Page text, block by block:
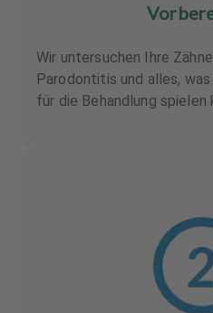
Wir untersuchen Ihre
Parodontitis und alles,
für die Behandlung spielen